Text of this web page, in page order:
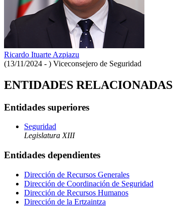
Ricardo Ituarte Azpiazu
(13/11/2024 - ) Viceconsejero de Seguridad
ENTIDADES RELACIONADAS
Entidades superiores
Seguridad
Legislatura XIII
Entidades dependientes
Dirección de Recursos Generales
Dirección de Coordinación de Seguridad
Dirección de Recursos Humanos
Dirección de la Ertzaintza